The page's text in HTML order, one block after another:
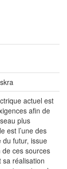
actuel est
afin de
plus
est l’une des
du futur, issue
de ces sources
sa réalisation